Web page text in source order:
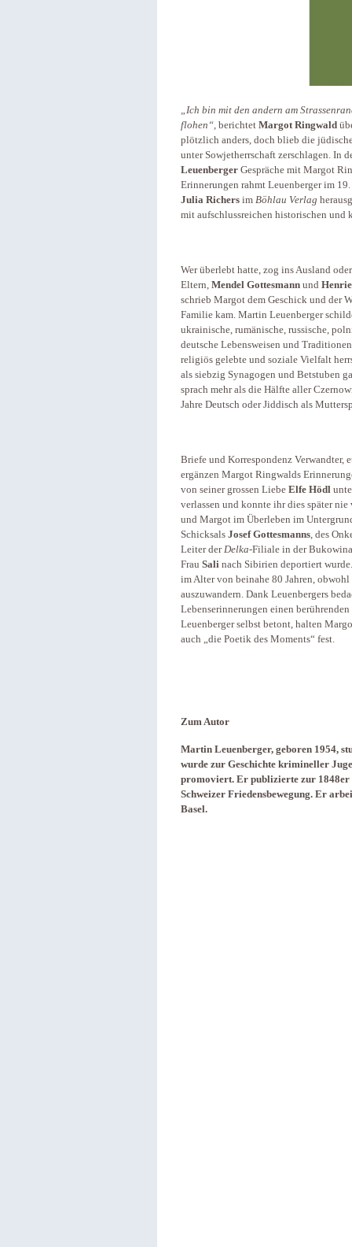
„Ich bin mit den andern am
flohen“, berichtet Margot Ringwald
plötzlich anders, doch blieb die
unter Sowjetherrschaft zerschlagen. In
Leuenberger Gespräche mit Margot
Erinnerungen rahmt Leuenberger im
Julia Richers im Böhlau Verlag
mit aufschlussreichen historischen
Wer überlebt hatte, zog ins Ausland
Eltern, Mendel Gottesmann und
schrieb Margot dem Geschick und der
Familie kam. Martin Leuenberger
ukrainische, rumänische, russische,
deutsche Lebensweisen und
religiös gelebte und soziale Vielfalt
als siebzig Synagogen und Betstuben
sprach mehr als die Hälfte aller
Jahre Deutsch oder Jiddisch als
Briefe und Korrespondenz Verwandter,
ergänzen Margot Ringwalds
von seiner grossen Liebe Elfe Hödl
verlassen und konnte ihr dies später
und Margot im Überleben im
Schicksals Josef Gottesmanns, des
Leiter derDelka-Filiale in der
Frau Sali nach Sibirien deportiert
im Alter von beinahe 80 Jahren,
auszuwandern. Dank Leuenbergers
Lebenserinnerungen einen
Leuenberger selbst betont, halten
auch „die Poetik des Moments“ fest.
Zum Autor
Martin Leuenberger, geboren 1954,
wurde zur Geschichte krimineller
promoviert. Er publizierte zur 1848er
Schweizer Friedensbewegung. Er
Basel.